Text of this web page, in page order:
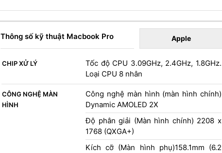
Thông số kỹ thuật Macbook Pro Apple
CHIP XỬ LÝ
Tốc độ CPU 3.09GHz, 2.4GHz, 1.8GHz.
Loại CPU 8 nhân
CÔNG NGHỆ MÀN
HÌNH
Công nghệ màn hình (màn hình chính)
Dynamic AMOLED 2X
Độ phân giải (Màn hình chính) 2208 x
1768 (QXGA+)
Kích cỡ (Màn hình phụ)158.1mm (6.2